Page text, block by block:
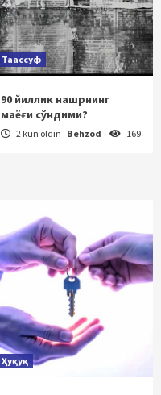
Таассуф
90 йиллик нашрнинг
маёғи сўндими?
2 kun oldin Behzod 169
Ҳуқуқ